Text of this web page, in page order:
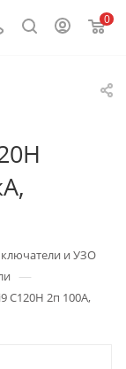
0
и УЗО
—
C120H 2п 100А,